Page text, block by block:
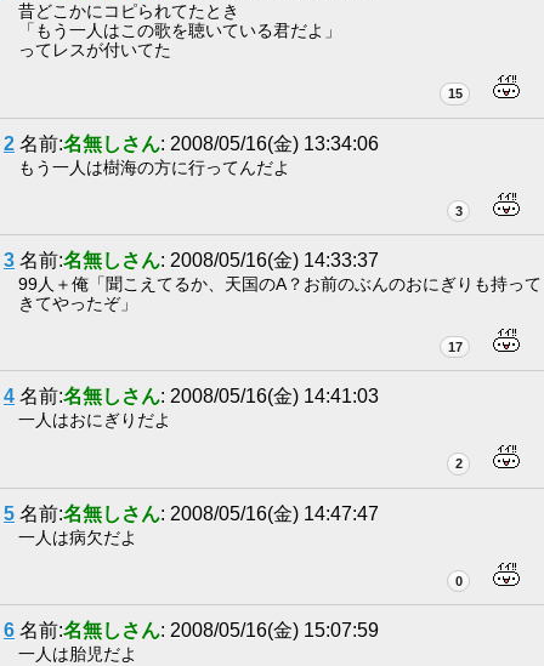
昔どこかにコピられてたとき
「もう一人はこの歌を聴いている君だよ」
ってレスが付いてた
15
2 名前:名無しさん: 2008/05/16(金) 13:34:06
もう一人は樹海の方に行ってんだよ
3
3 名前:名無しさん: 2008/05/16(金) 14:33:37
99人＋俺「聞こえてるか、天国のA？お前のぶんのおにぎりも持って
きてやったぞ」
17
4 名前:名無しさん: 2008/05/16(金) 14:41:03
一人はおにぎりだよ
2
5 名前:名無しさん: 2008/05/16(金) 14:47:47
一人は病欠だよ
0
6 名前:名無しさん: 2008/05/16(金) 15:07:59
一人は胎児だよ